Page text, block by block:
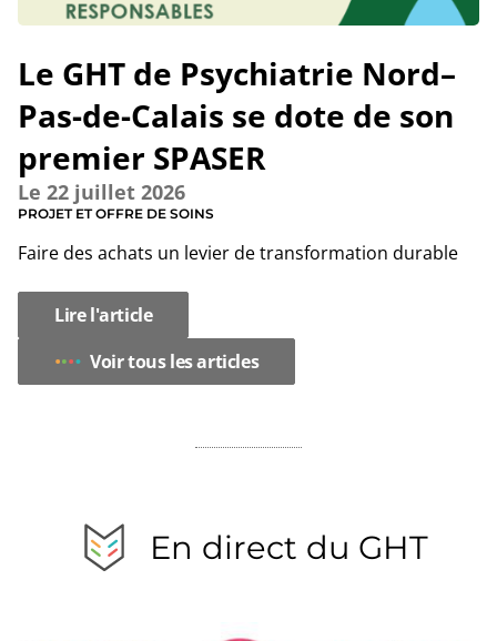
Le GHT de Psychiatrie Nord–
Pas-de-Calais se dote de son
premier SPASER
Le 22 juillet 2026
PROJET ET OFFRE DE SOINS
Faire des achats un levier de transformation durable
Lire l'article
Voir tous les articles
En direct du GHT